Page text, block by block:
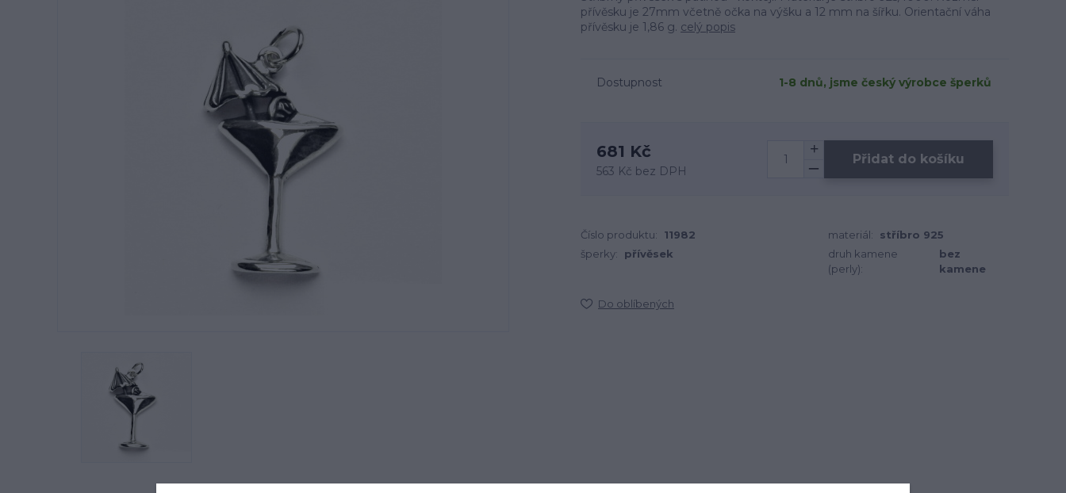
přívěsku je 27mm včetně očka na výšku a 12 mm na šířku. Orientační váha
přívěsku je 1,86 g. celý popis
Dostupnost 1-8 dnů, jsme český výrobce šperků
681 Kč
563 Kč bez DPH
Přidat do košíku
Číslo produktu: 11982 materiál:
stříbro 925
šperky:
přívěsek
druh kamene
(perly):
bez
kamene
Do oblíbených